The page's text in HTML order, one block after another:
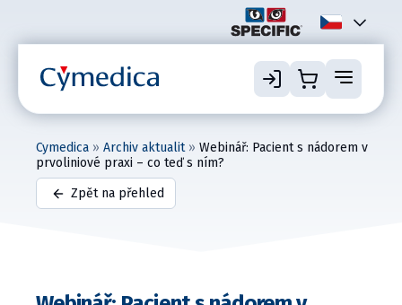
Cymedica » Archiv aktualit» Webinář: Pacient s nádorem v
prvoliniové praxi – co teď s ním?
Zpět na přehled